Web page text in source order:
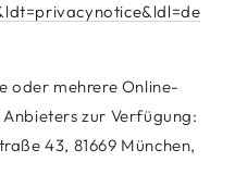
&ldl=de
oder mehrere Online-
zur Verfügung:
43, 81669 München,